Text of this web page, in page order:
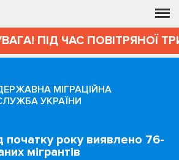
ПІД ЧАС ПОВІТРЯНОЇ
МІГРАЦІЙНА
УКРАЇНИ
початку року виявлено 76-
мігрантів